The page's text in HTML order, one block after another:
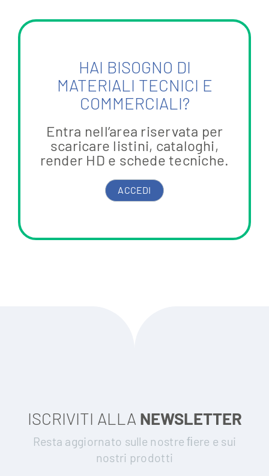
HAI BISOGNO DI
MATERIALI TECNICI E
COMMERCIALI?
Entra nell’area riservata per
scaricare listini, cataloghi,
render HD e schede tecniche.
ACCEDI
ISCRIVITI ALLA NEWSLETTER
Resta aggiornato sulle nostre ﬁere e sui
nostri prodotti